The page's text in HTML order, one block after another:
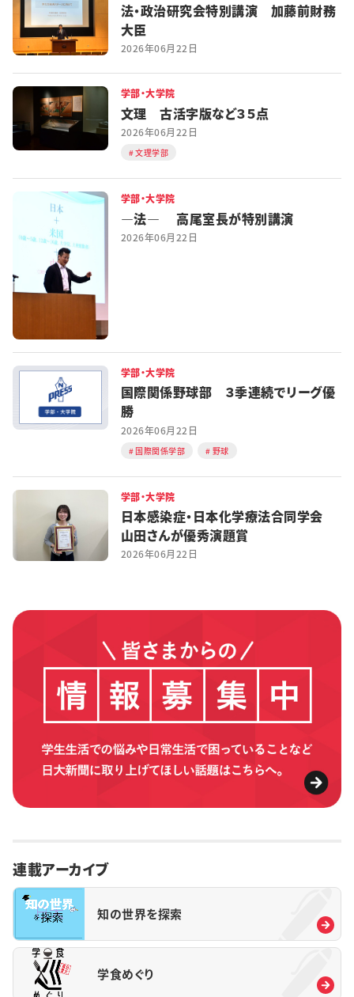
法・政治研究会特別講演 加藤前財務
大臣
2026年06月22日
学部・大学院
文理 古活字版など３５点
2026年06月22日
文理学部
学部・大学院
―法― 高尾室長が特別講演
2026年06月22日
学部・大学院
国際関係野球部 ３季連続でリーグ優
勝
2026年06月22日
国際関係学部 野球
学部・大学院
日本感染症・日本化学療法合同学会
山田さんが優秀演題賞
2026年06月22日
連載アーカイブ
知の世界を探索
学食めぐり